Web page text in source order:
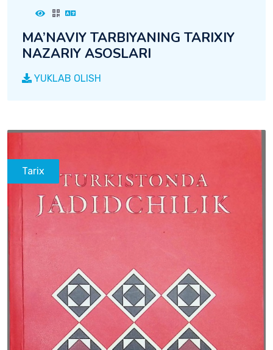
MA’NAVIY TARBIYANING TARIXIY
NAZARIY ASOSLARI
YUKLAB OLISH
Tarix